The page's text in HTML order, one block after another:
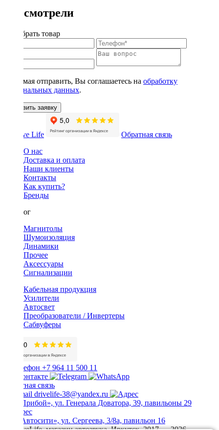
Вы смотрели
Подобрать товар
Нажимая отправить, Вы соглашаетесь на обработку
персональных данных.
Оставить заявку
Обратная связь
О нас
Доставка и оплата
Наши клиенты
Контакты
Как купить?
Бренды
Каталог
Магнитолы
Шумоизоляция
Динамики
Прочее
Аксессуары
Сигнализации
Кабельная продукция
Усилители
Автосвет
Преобразователи / Инвертеры
Сабвуферы
+7 964 11 500 11
Обратная связь
drivelife-38@yandex.ru
ТЦ «Прибой», ул. Генерала Доватора, 39, павильоны 29
ТЦ «Автосити», ул. Сергеева, 3/8а, павильон 16